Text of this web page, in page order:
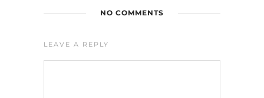
NO COMMENTS
LEAVE A REPLY